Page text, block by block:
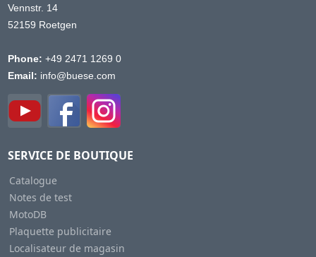
Vennstr. 14
52159 Roetgen
Phone: +49 2471 1269 0
Email: info@buese.com
SERVICE DE BOUTIQUE
Catalogue
Notes de test
MotoDB
Plaquette publicitaire
Localisateur de magasin